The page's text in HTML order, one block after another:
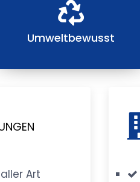
Umweltbewusst
Art